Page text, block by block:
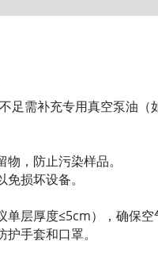
足需补充专用真空泵油（
，防止污染样品。
损坏设备。
单层厚度≤5cm），确保空
手套和口罩。